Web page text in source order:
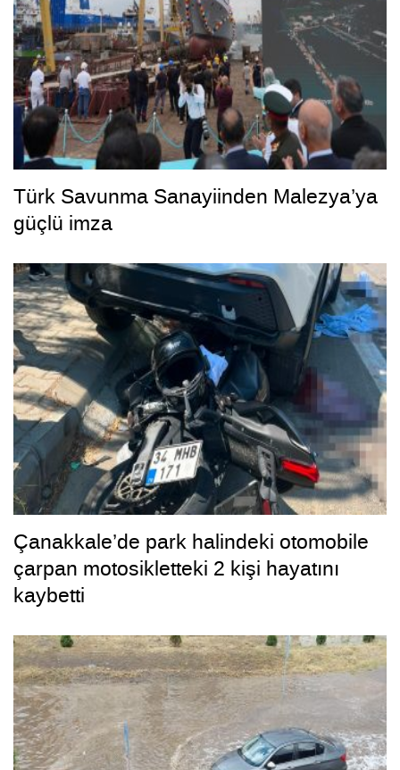
Türk Savunma Sanayiinden Malezya’ya
güçlü imza
Çanakkale’de park halindeki otomobile
çarpan motosikletteki 2 kişi hayatını
kaybetti